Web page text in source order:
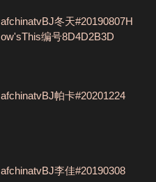
afchinatvBJ冬天#20190807H
ow'sThis编号8D4D2B3D
afchinatvBJ帕卡#20201224
afchinatvBJ李佳#20190308